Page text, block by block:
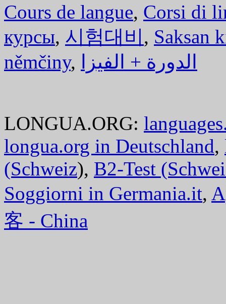
Cours de langue, Corsi di
курсы, 시험대비, Saksan
němčiny, الدورة + الفيزا
LONGUA.ORG:
longua.org in Deutschland,
(Schweiz), B2-Test
Soggiorni in Germania.it,
客 - China